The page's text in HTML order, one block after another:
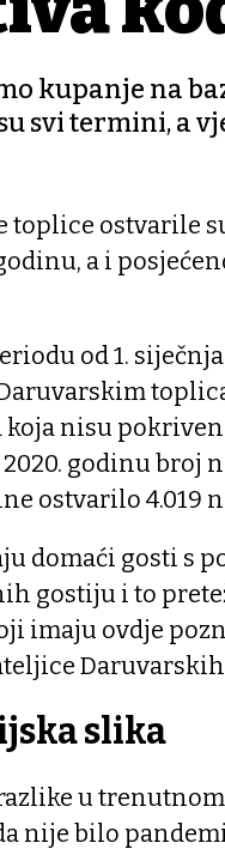
kupanje na
svi termini, a
toplice ostvarile
a i
od 1.
koja nisu
godinu broj
ostvarilo 4.019
domaći gosti s
gostiju i to
imaju ovdje
slika
u
nije bilo